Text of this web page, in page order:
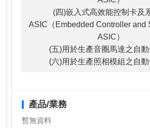
(四)嵌入式高效能控制卡及
ASIC（Embedded Controller and
ASIC）
(五)用於生產音圈馬達之自
(六)用於生產照相模組之自
產品/業務
暫無資料